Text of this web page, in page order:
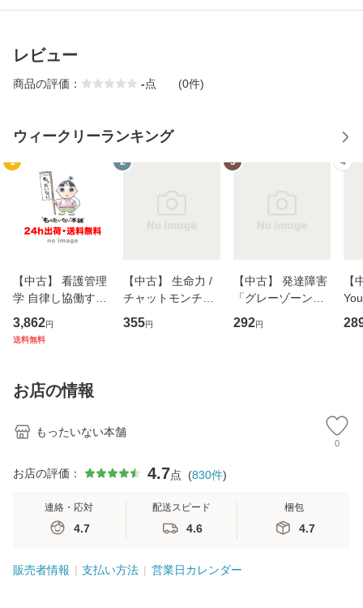
レビュー
商品の評価： -点 (0件)
ウィークリーランキング
1
【中古】 看護管理
学 自律し協働する
専門職の看護マネ
ジメントスキル 改
恵 藤本幸三 / 南江
堂 [単行
3,862円
送料無料
2
【中古】 生命力 /
チャットモンチー /
キューンレコード
[CD]【メール便送
355円
3
【中古】 発達障害
「グレーゾーン」
その正しい理解と
克服法 (SB新書 57
292円
4
【
のが
お店の情報
もったいない本舗
0
お店の評価： 4.7点 (830件)
連絡・応対
4.7
配送スピード
4.6
梱包
4.7
販売者情報 支払い方法 営業日カレンダー